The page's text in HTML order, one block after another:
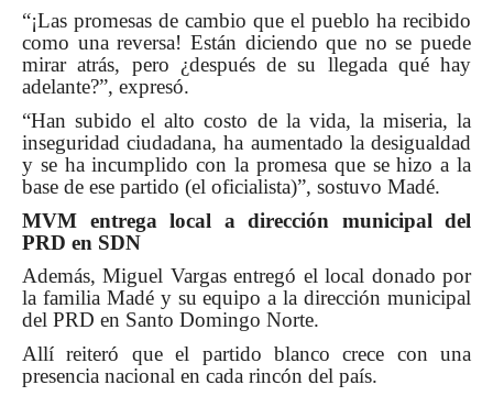
“¡Las promesas de cambio que el pueblo ha recibido
como una reversa! Están diciendo que no se puede
mirar atrás, pero ¿después de su llegada qué hay
adelante?”, expresó.
“Han subido el alto costo de la vida, la miseria, la
inseguridad ciudadana, ha aumentado la desigualdad
y se ha incumplido con la promesa que se hizo a la
base de ese partido (el oficialista)”, sostuvo Madé.
MVM entrega local a dirección municipal del
PRD en SDN
Además, Miguel Vargas entregó el local donado por
la familia Madé y su equipo a la dirección municipal
del PRD en Santo Domingo Norte.
Allí reiteró que el partido blanco crece con una
presencia nacional en cada rincón del país.